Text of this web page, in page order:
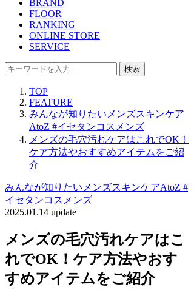
BRAND
FLOOR
RANKING
ONLINE STORE
SERVICE
検索
TOP
FEATURE
みんなが知りたいメンズスキンケア
AtoZ #イセタンコスメンズ
メンズの毛穴汚れケアはこれでOK！
ケア方法やおすすめアイテムをご紹
介
みんなが知りたいメンズスキンケアAtoZ #
イセタンコスメンズ
2025.01.14 update
メンズの毛穴汚れケアはこ
れでOK！ケア方法やおす
すめアイテムをご紹介